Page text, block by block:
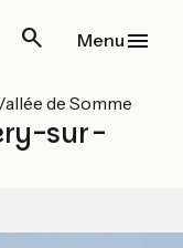
Menu
de Somme
sur-